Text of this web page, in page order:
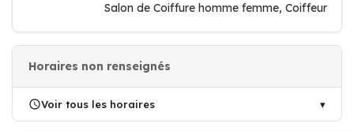
Salon de Coiffure homme femme, Coiffeur
Horaires non renseignés
Voir tous les horaires